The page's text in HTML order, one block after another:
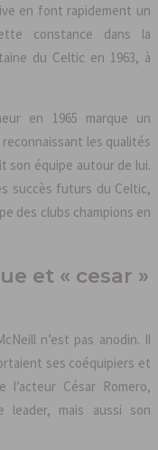
en font rapidement un
constance dans la
du Celtic en 1963, à
en 1965 marque un
les qualités
son équipe autour de lui.
succès futurs du Celtic,
des clubs champions en
et « cesar »
n’est pas anodin. Il
ses coéquipiers et
César Romero,
mais aussi son